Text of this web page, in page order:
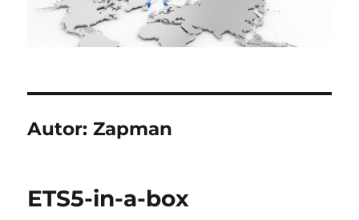
Autor:Zapman
ETS5-in-a-box